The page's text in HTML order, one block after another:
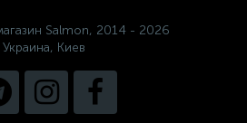
Salmon, 2014 - 2026
Украина, Киев